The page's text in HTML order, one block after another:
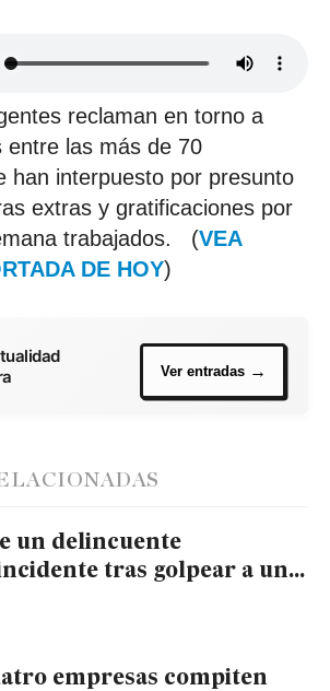
reclaman en torno a
entre las más de 70
han interpuesto por presunto
extras y gratificaciones por
trabajados. (VEA
DE HOY)
un delincuente
tras golpear a un
empresas compiten